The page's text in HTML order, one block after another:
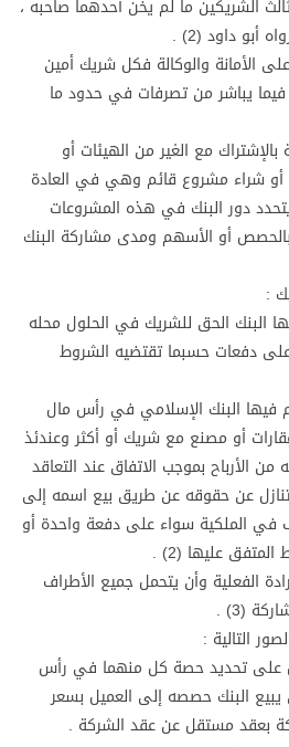
الشريكين ما لم يخن أحدهما صاحبه ،
أبو داود (2) .
الأمانة والوكالة فكل شريك أمين
يباشر من تصرفات في حدود ما
مع الغير من الهيئات أو
أو شراء مشروع قائم وهي في العادة
دور البنك في هذه المشروعات
أو الأسهم ومدى مشاركة البنك
الحق للشريك في الحلول محله
دفعات حسبما تقتضيه الشروط
البنك الإسلامي في رأس مال
أو مصنع مع شريك أو أكثر وعندئذ
الأرباح بموجب الاتفاق عند التعاقد
عن حقوقه عن طريق بيع اسمه إلى
في الملكية سواء على دفعة واحدة أو
عليها (2) .
الفعلية وأن يتحمل جميع الأطراف
(3) .
التالية :
على تحديد حصة كل منهما في رأس
البنك حصصه إلى العميل بسعر
بعقد مستقل عن عقد الشركة .